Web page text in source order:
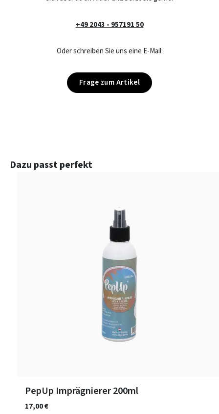
+49 2043 - 957191 50
Oder schreiben Sie uns eine E-Mail:
Frage zum Artikel
Produktgalerie überspringen
Dazu passt perfekt
PepUp Imprägnierer 200ml
17,00 €